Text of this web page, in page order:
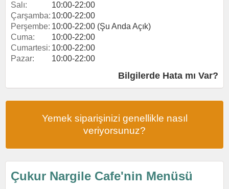
Salı:
10:00-22:00
Çarşamba: 10:00-22:00
Perşembe: 10:00-22:00 (Şu Anda Açık)
Cuma:
10:00-22:00
Cumartesi: 10:00-22:00
Pazar:
10:00-22:00
Bilgilerde Hata mı Var?
Yemek siparişinizi genellikle nasıl
veriyorsunuz?
Çukur Nargile Cafe'nin Menüsü